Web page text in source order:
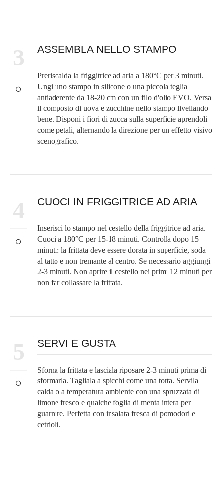
3 ASSEMBLA NELLO STAMPO
Preriscalda la friggitrice ad aria a 180°C per 3 minuti.
Ungi uno stampo in silicone o una piccola teglia
antiaderente da 18-20 cm con un filo d'olio EVO. Versa
il composto di uova e zucchine nello stampo livellando
bene. Disponi i fiori di zucca sulla superficie aprendoli
come petali, alternando la direzione per un effetto visivo
scenografico.
4 CUOCI IN FRIGGITRICE AD ARIA
Inserisci lo stampo nel cestello della friggitrice ad aria.
Cuoci a 180°C per 15-18 minuti. Controlla dopo 15
minuti: la frittata deve essere dorata in superficie, soda
al tatto e non tremante al centro. Se necessario aggiungi
2-3 minuti. Non aprire il cestello nei primi 12 minuti per
non far collassare la frittata.
5 SERVI E GUSTA
Sforna la frittata e lasciala riposare 2-3 minuti prima di
sformarla. Tagliala a spicchi come una torta. Servila
calda o a temperatura ambiente con una spruzzata di
limone fresco e qualche foglia di menta intera per
guarnire. Perfetta con insalata fresca di pomodori e
cetrioli.